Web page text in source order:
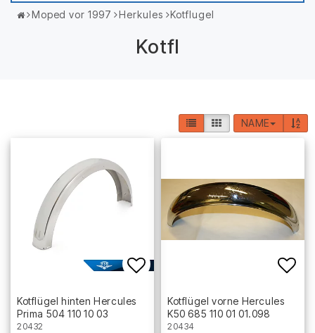
Moped vor 1997 Herkules Kotflugel
Kotfl
NAME
Add to list of favorites
Kotflügel hinten Hercules
Prima 504 110 10 03
20432
Kotflügel vorne Hercules
K50 685 110 01 01.098
20434